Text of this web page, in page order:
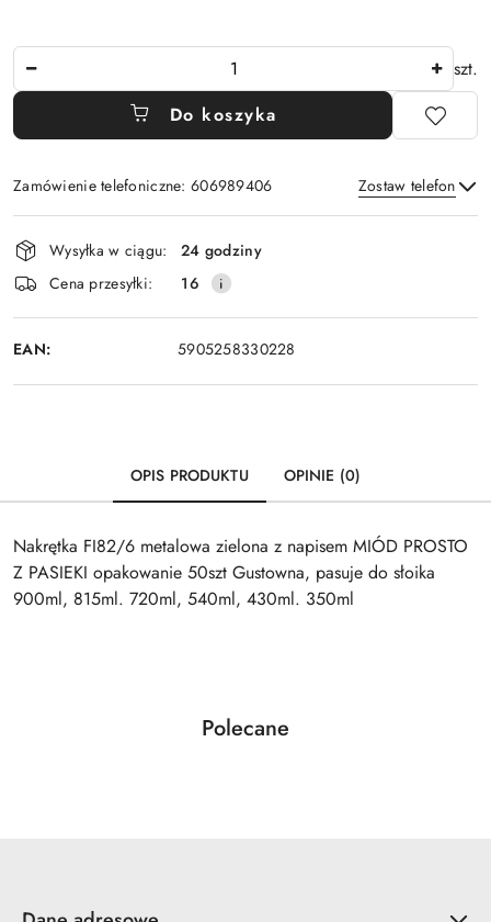
szt.
Do koszyka
Zamówienie telefoniczne: 606989406 Zostaw telefon
Wyślij
Dostępność
i
dostawa
Wysyłka w ciągu:
24 godziny
Cena przesyłki:
16
EAN: 5905258330228
OPIS PRODUKTU OPINIE (0)
Nakrętka FI82/6 metalowa zielona z napisem MIÓD PROSTO
Z PASIEKI opakowanie 50szt Gustowna, pasuje do słoika
900ml, 815ml. 720ml, 540ml, 430ml. 350ml
Pomiń karuzelę produktów
Produkty
Polecane